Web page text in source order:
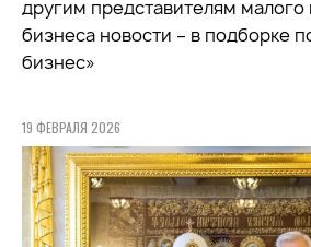
другим представителям малого
бизнеса новости – в подборке
бизнес»
19 ФЕВРАЛЯ 2026